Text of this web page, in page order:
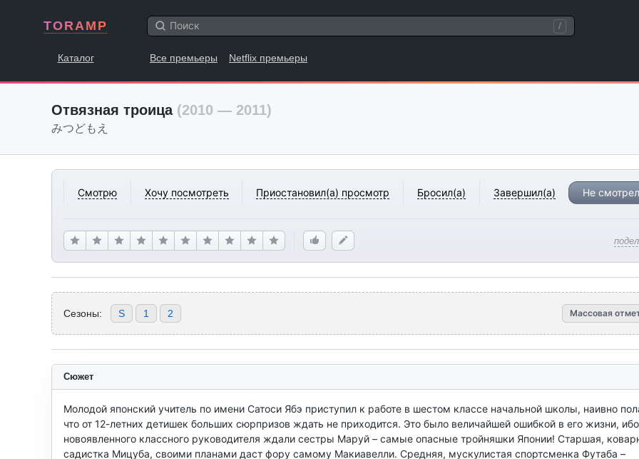
TORAMP /
Каталог Все премьеры Netflix премьеры
Отвязная троица (2010 — 2011)
みつどもえ
Смотрю Хочу посмотреть Приостановил(а) просмотр Бросил(а) Завершил(а) Не
Сезоны: S 1 2 Массовая
Сюжет
Молодой японский учитель по имени Сатоси Ябэ приступил к работе в шестом классе начальной школы, наивно
что от 12-летних детишек больших сюрпризов ждать не приходится. Это было величайшей ошибкой в его жизни, ибо
новоявленного классного руководителя ждали сестры Маруй – самые опасные тройняшки Японии! Старшая,
садистка Мицуба, своими планами даст фору самому Макиавелли. Средняя, мускулистая спортсменка Футаба –